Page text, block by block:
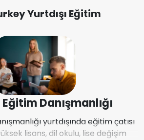
Yurtdışı Eğitim
Eğitim Danışmanlığı
yurtdışında eğitim çatısı
lisans, dil okulu, lise değişim